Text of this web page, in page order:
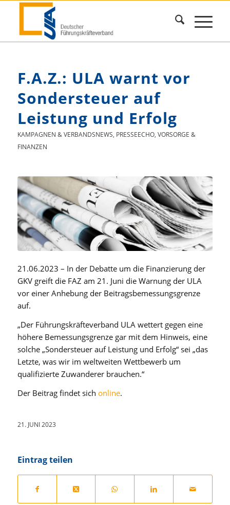
F.A.Z.: ULA warnt vor
Sondersteuer auf
Leistung und Erfolg
KAMPAGNEN & VERBANDSNEWS, PRESSEECHO, VORSORGE &
FINANZEN
21.06.2023 – In der Debatte um die Finanzierung der
GKV greift die FAZ am 21. Juni die Warnung der ULA
vor einer Anhebung der Beitragsbemessungsgrenze
auf.
„Der Führungskräfteverband ULA wettert gegen eine
höhere Bemessungsgrenze gar mit dem Hinweis, eine
solche „Sondersteuer auf Leistung und Erfolg“ sei „das
Letzte, was wir im weltweiten Wettbewerb um
qualifizierte Zuwanderer brauchen.“
Der Beitrag findet sich online.
21. JUNI 2023
Eintrag teilen